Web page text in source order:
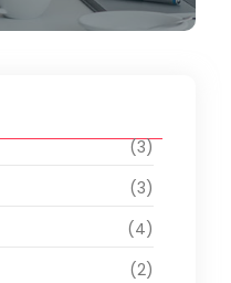
(3)
(3)
(4)
(2)